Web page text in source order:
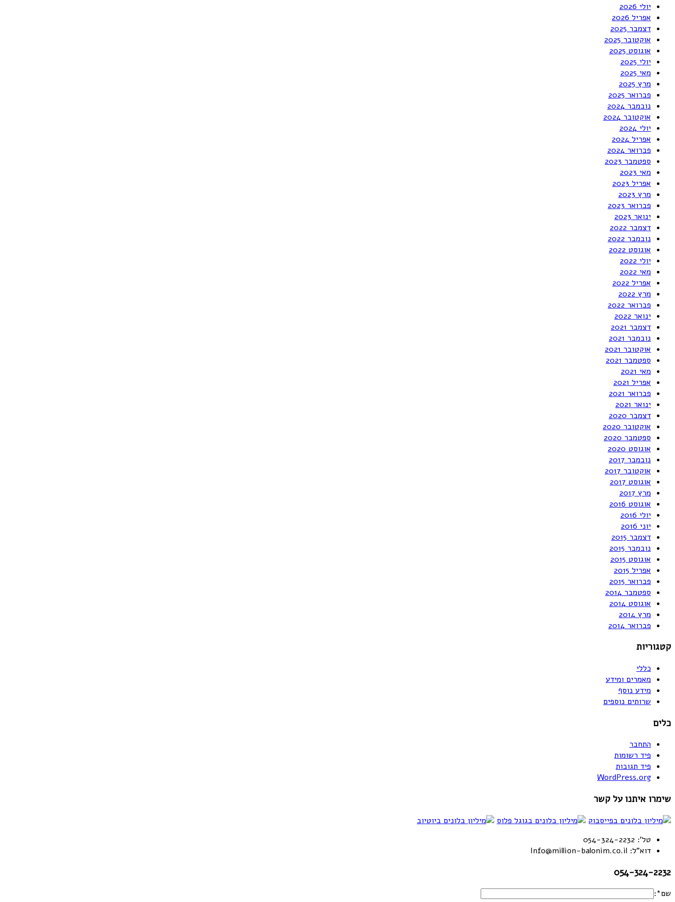
יולי 2026
אפריל 2026
דצמבר 2025
אוקטובר 2025
אוגוסט 2025
יולי 2025
מאי 2025
מרץ 2025
פברואר 2025
נובמבר 2024
אוקטובר 2024
יולי 2024
אפריל 2024
פברואר 2024
ספטמבר 2023
מאי 2023
אפריל 2023
מרץ 2023
פברואר 2023
ינואר 2023
דצמבר 2022
נובמבר 2022
אוגוסט 2022
יולי 2022
מאי 2022
אפריל 2022
מרץ 2022
פברואר 2022
ינואר 2022
דצמבר 2021
נובמבר 2021
אוקטובר 2021
ספטמבר 2021
מאי 2021
אפריל 2021
פברואר 2021
ינואר 2021
דצמבר 2020
אוקטובר 2020
ספטמבר 2020
אוגוסט 2020
נובמבר 2017
אוקטובר 2017
אוגוסט 2017
מרץ 2017
אוגוסט 2016
יולי 2016
יוני 2016
דצמבר 2015
נובמבר 2015
אוגוסט 2015
אפריל 2015
פברואר 2015
ספטמבר 2014
אוגוסט 2014
מרץ 2014
פברואר 2014
קטגוריות
כללי
מאמרים ומידע
מידע נוסף
שרותים נוספים
כלים
התחבר
פיד רשומות
פיד תגובות
WordPress.org
שימרו איתנו על קשר
טל': 054-324-2232
דוא"ל: Info@million-balonim.co.il
054-324-2232
שם*: